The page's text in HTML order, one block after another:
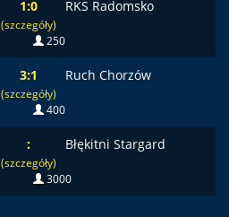
1:0
(szczegóły)
RKS Radomsko
250
3:1
(szczegóły)
Ruch Chorzów
400
:
(szczegóły)
Błękitni Stargard
3000